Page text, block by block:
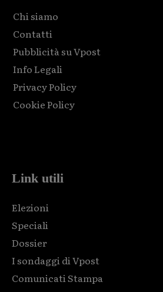
Chi siamo
Contatti
Pubblicità su Vpost
Info Legali
Privacy Policy
Cookie Policy
Link utili
Elezioni
Speciali
Dossier
I sondaggi di Vpost
Comunicati Stampa